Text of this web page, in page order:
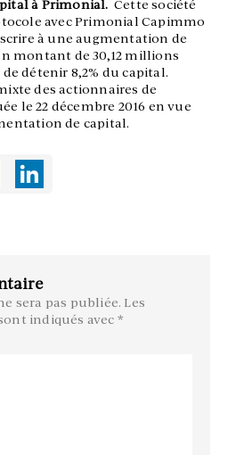
à Primonial. Cette société
avec Primonial Capimmo
à une augmentation de
montant de 30,12 millions
détenir 8,2% du capital.
des actionnaires de
le 22 décembre 2016 en vue
de capital.
sera pas publiée. Les
indiqués avec *